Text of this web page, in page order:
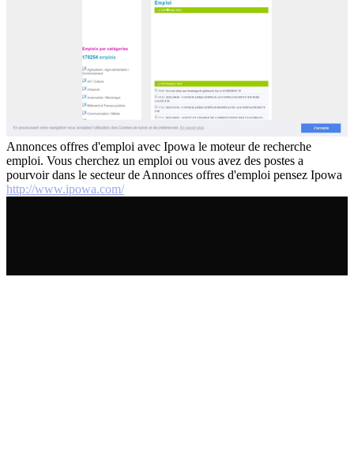
Annonces offres d'emploi avec Ipowa le moteur de recherche
emploi. Vous cherchez un emploi ou vous avez des postes a
pourvoir dans le secteur de Annonces offres d'emploi pensez Ipowa
http://www.ipowa.com/